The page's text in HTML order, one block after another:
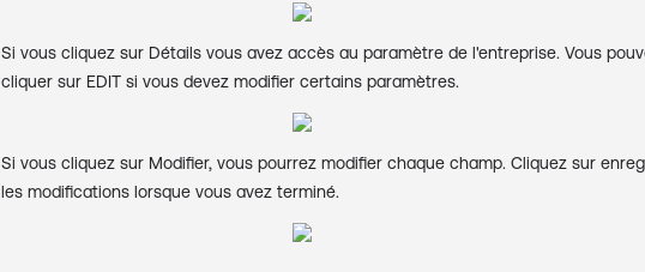
Si vous cliquez sur Détails vous avez accès au paramètre de l'entreprise. Vous
cliquer sur EDIT si vous devez modifier certains paramètres.
Si vous cliquez sur Modifier, vous pourrez modifier chaque champ. Cliquez sur
les modifications lorsque vous avez terminé.